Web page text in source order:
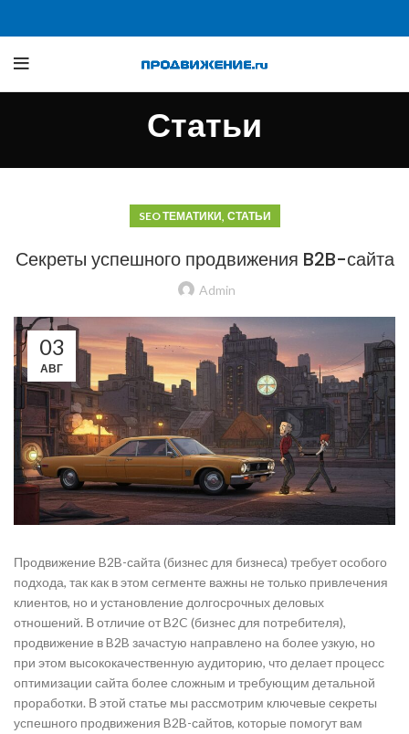
Статьи
SEO ТЕМАТИКИ, СТАТЬИ
Секреты успешного продвижения B2B-сайта
Admin
03
АВГ
Продвижение B2B-сайта (бизнес для бизнеса) требует особого
подхода, так как в этом сегменте важны не только привлечения
клиентов, но и установление долгосрочных деловых
отношений. В отличие от B2C (бизнес для потребителя),
продвижение в B2B зачастую направлено на более узкую, но
при этом высококачественную аудиторию, что делает процесс
оптимизации сайта более сложным и требующим детальной
проработки. В этой статье мы рассмотрим ключевые секреты
успешного продвижения B2B-сайтов, которые помогут вам